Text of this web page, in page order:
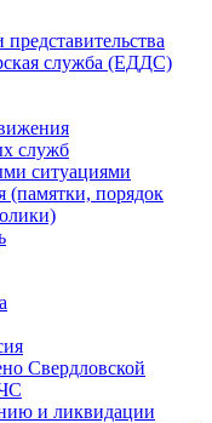
служба (ЕДДС)
служб
ситуациями
(памятки, порядок
Свердловской
и ликвидации